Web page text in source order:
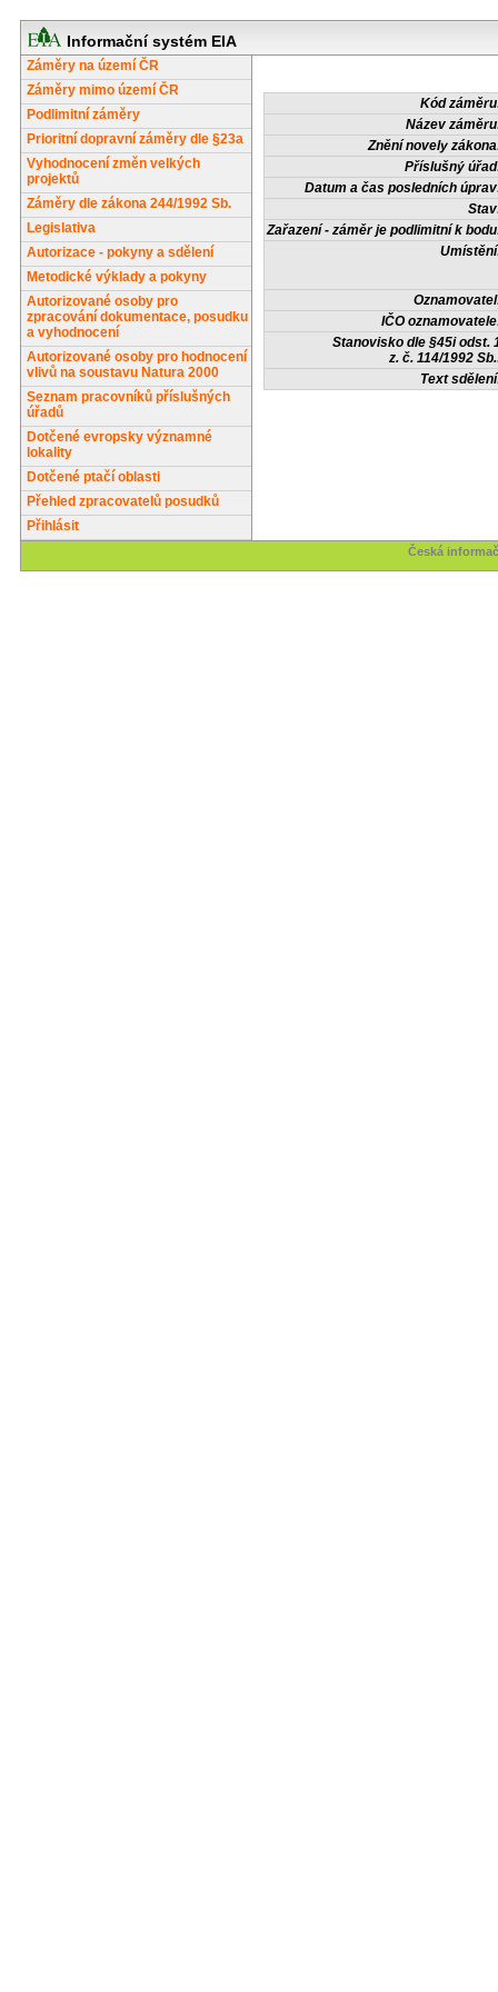
Informační systém EIA
Záměry na území ČR
Záměry mimo území ČR
Podlimitní záměry
Prioritní dopravní záměry dle §23a
Vyhodnocení změn velkých
projektů
Záměry dle zákona 244/1992 Sb.
Legislativa
Autorizace - pokyny a sdělení
Metodické výklady a pokyny
Autorizované osoby pro
zpracování dokumentace, posudku
a vyhodnocení
Autorizované osoby pro hodnocení
vlivů na soustavu Natura 2000
Seznam pracovníků příslušných
úřadů
Dotčené evropsky významné
lokality
Dotčené ptačí oblasti
Přehled zpracovatelů posudků
Přihlásit
Kód
Název
Znění novely
Příslušný
Datum a čas posledních
Zařazení - záměr je podlimitní k
IČO
Stanovisko dle §45i odst.
z. č. 114/1992
Text
Česká